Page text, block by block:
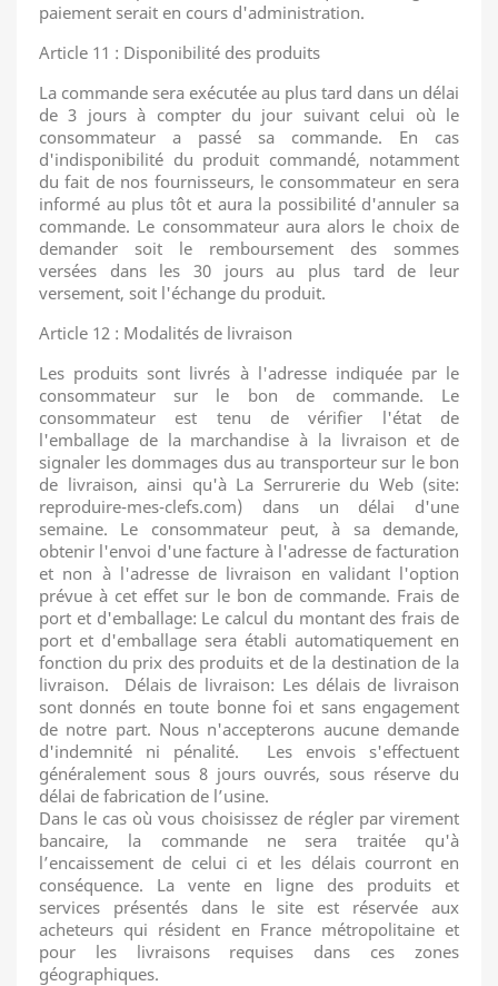
paiement serait en cours d'administration.
Article 11 : Disponibilité des produits
La commande sera exécutée au plus tard dans un délai
de 3 jours à compter du jour suivant celui où le
consommateur a passé sa commande. En cas
d'indisponibilité du produit commandé, notamment
du fait de nos fournisseurs, le consommateur en sera
informé au plus tôt et aura la possibilité d'annuler sa
commande. Le consommateur aura alors le choix de
demander soit le remboursement des sommes
versées dans les 30 jours au plus tard de leur
versement, soit l'échange du produit.
Article 12 : Modalités de livraison
Les produits sont livrés à l'adresse indiquée par le
consommateur sur le bon de commande. Le
consommateur est tenu de vérifier l'état de
l'emballage de la marchandise à la livraison et de
signaler les dommages dus au transporteur sur le bon
de livraison, ainsi qu'à La Serrurerie du Web (site:
reproduire-mes-clefs.com) dans un délai d'une
semaine. Le consommateur peut, à sa demande,
obtenir l'envoi d'une facture à l'adresse de facturation
et non à l'adresse de livraison en validant l'option
prévue à cet effet sur le bon de commande. Frais de
port et d'emballage: Le calcul du montant des frais de
port et d'emballage sera établi automatiquement en
fonction du prix des produits et de la destination de la
livraison. Délais de livraison: Les délais de livraison
sont donnés en toute bonne foi et sans engagement
de notre part. Nous n'accepterons aucune demande
d'indemnité ni pénalité. Les envois s'effectuent
généralement sous 8 jours ouvrés, sous réserve du
délai de fabrication de l’usine.
Dans le cas où vous choisissez de régler par virement
bancaire, la commande ne sera traitée qu'à
l’encaissement de celui ci et les délais courront en
conséquence. La vente en ligne des produits et
services présentés dans le site est réservée aux
acheteurs qui résident en France métropolitaine et
pour les livraisons requises dans ces zones
géographiques.